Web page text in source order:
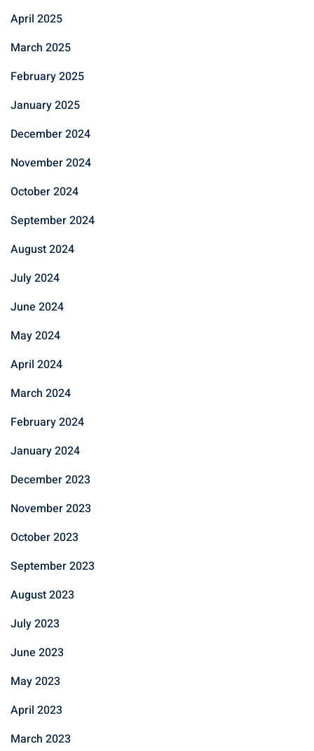
April 2025
March 2025
February 2025
January 2025
December 2024
November 2024
October 2024
September 2024
August 2024
July 2024
June 2024
May 2024
April 2024
March 2024
February 2024
January 2024
December 2023
November 2023
October 2023
September 2023
August 2023
July 2023
June 2023
May 2023
April 2023
March 2023